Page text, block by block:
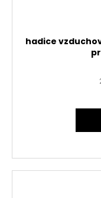
hadice